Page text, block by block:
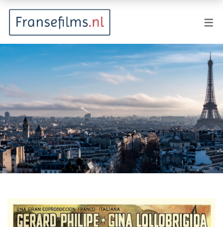
Animatie
Documentaire
Drama
Fantasy
Horror
Kostuumdrama
Misdaad